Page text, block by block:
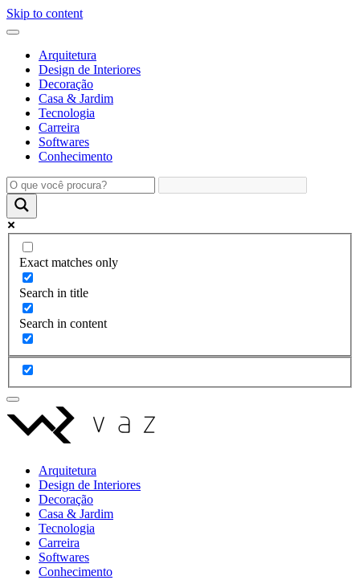
Skip to content
Arquitetura
Design de Interiores
Decoração
Casa & Jardim
Tecnologia
Carreira
Softwares
Conhecimento
Exact matches only
Search in title
Search in content
Arquitetura
Design de Interiores
Decoração
Casa & Jardim
Tecnologia
Carreira
Softwares
Conhecimento